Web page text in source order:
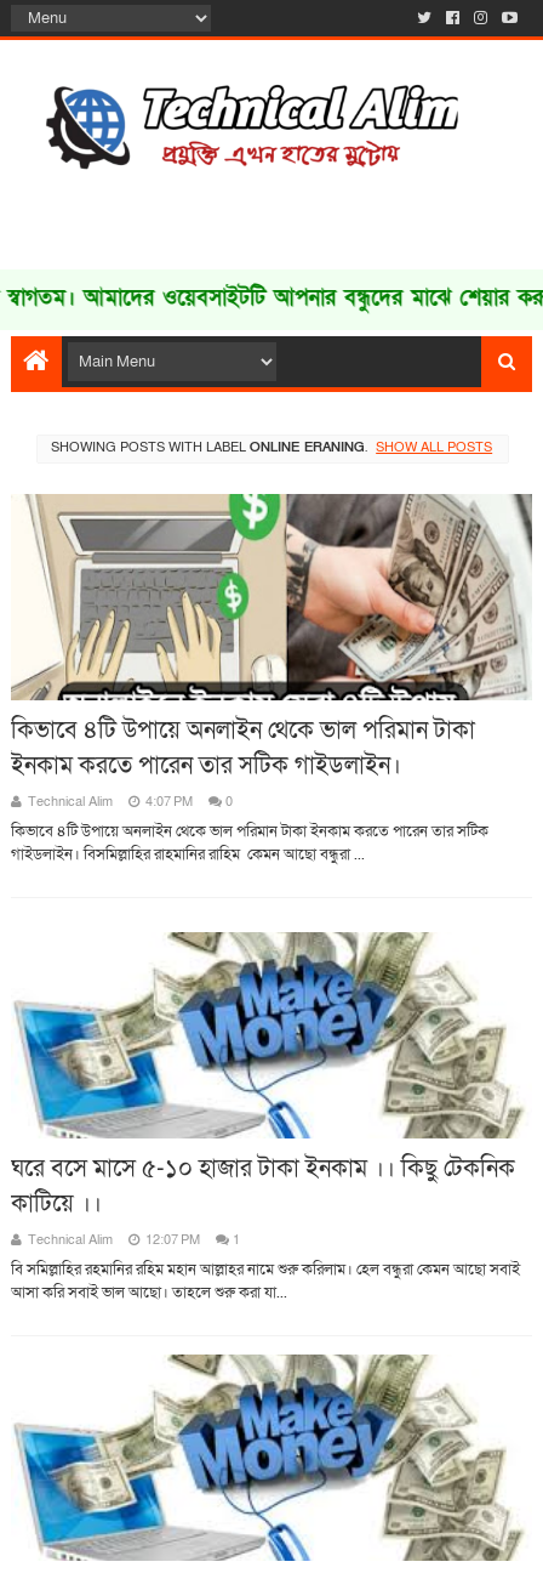
আমাদের ওয়েবসাইটটি আপনার বন্ধুদের মাঝে শেয়ার করুন
SHOWING POSTS WITH LABEL ONLINE ERANING. SHOW ALL POSTS
কিভাবে ৪টি উপায়ে অনলাইন থেকে ভাল পরিমান টাকা
ইনকাম কর‍তে পারেন তার সটিক গাইডলাইন।
Technical Alim 4:07 PM 0
কিভাবে ৪টি উপায়ে অনলাইন থেকে ভাল পরিমান টাকা ইনকাম কর‍তে পারেন তার সটিক
গাইডলাইন। বিসমিল্লাহির রাহমানির রাহিম কেমন আছো বন্ধুরা ...
ঘরে বসে মাসে ৫-১০ হাজার টাকা ইনকাম ।। কিছু টেকনিক
কাটিয়ে ।।
Technical Alim 12:07 PM 1
বি সমিল্লাহির রহমানির রহিম মহান আল্লাহর নামে শুরু করিলাম। হেল বন্ধুরা কেমন আছো সবাই
আসা করি সবাই ভাল আছো। তাহলে শুরু করা যা...